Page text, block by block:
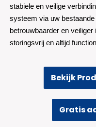
stabiele en veilige
systeem via uw
betrouwbaarder en
storingsvrij en altijd
Bekijk
Gratis